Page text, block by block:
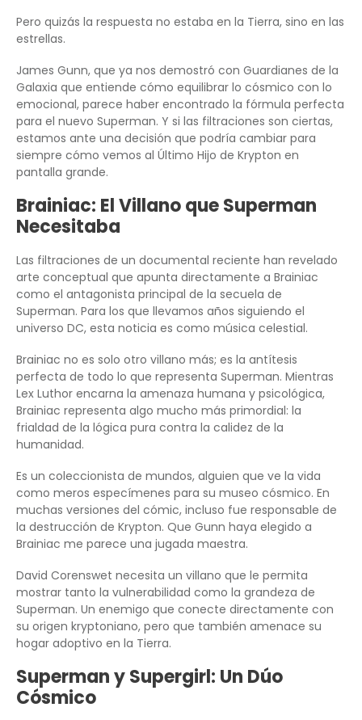
Pero quizás la respuesta no estaba en la Tierra, sino en las
estrellas.
James Gunn, que ya nos demostró con Guardianes de la
Galaxia que entiende cómo equilibrar lo cósmico con lo
emocional, parece haber encontrado la fórmula perfecta
para el nuevo Superman. Y si las filtraciones son ciertas,
estamos ante una decisión que podría cambiar para
siempre cómo vemos al Último Hijo de Krypton en
pantalla grande.
Brainiac: El Villano que Superman
Necesitaba
Las filtraciones de un documental reciente han revelado
arte conceptual que apunta directamente a Brainiac
como el antagonista principal de la secuela de
Superman. Para los que llevamos años siguiendo el
universo DC, esta noticia es como música celestial.
Brainiac no es solo otro villano más; es la antítesis
perfecta de todo lo que representa Superman. Mientras
Lex Luthor encarna la amenaza humana y psicológica,
Brainiac representa algo mucho más primordial: la
frialdad de la lógica pura contra la calidez de la
humanidad.
Es un coleccionista de mundos, alguien que ve la vida
como meros especímenes para su museo cósmico. En
muchas versiones del cómic, incluso fue responsable de
la destrucción de Krypton. Que Gunn haya elegido a
Brainiac me parece una jugada maestra.
David Corenswet necesita un villano que le permita
mostrar tanto la vulnerabilidad como la grandeza de
Superman. Un enemigo que conecte directamente con
su origen kryptoniano, pero que también amenace su
hogar adoptivo en la Tierra.
Superman y Supergirl: Un Dúo
Cósmico